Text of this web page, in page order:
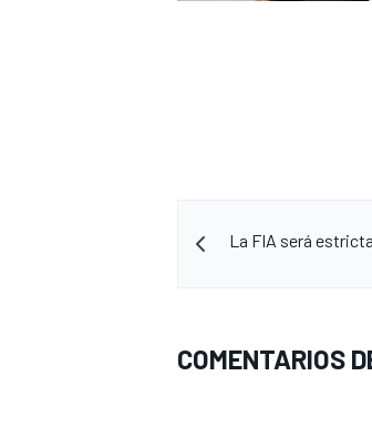
La FIA será
COMENTARIOS